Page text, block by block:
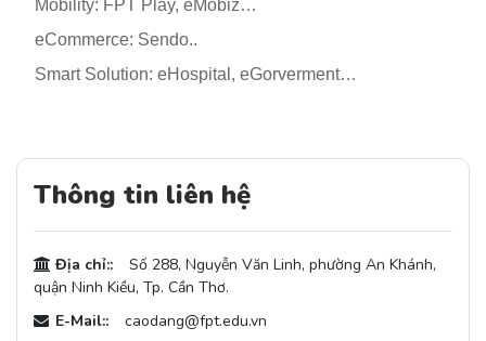
Mobility: FPT Play, eMobiz…
eCommerce: Sendo..
Smart Solution: eHospital, eGorverment…
Thông tin liên hệ
Địa chỉ::
Số 288, Nguyễn Văn Linh, phường An Khánh,
quận Ninh Kiều, Tp. Cần Thơ.
E-Mail::
caodang@fpt.edu.vn